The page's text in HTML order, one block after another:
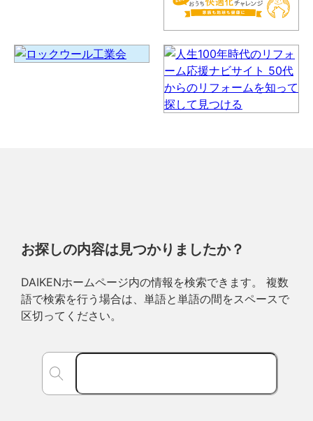
お探しの内容は見つかりましたか？
DAIKENホームページ内の情報を検索できます。 複数
語で検索を行う場合は、単語と単語の間をスペースで
区切ってください。